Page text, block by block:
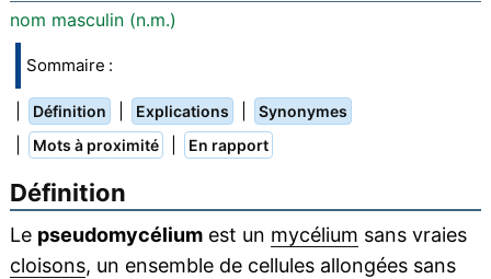
nom masculin (n.m.)
Sommaire :
Définition Explications Synonymes
Mots à proximité En rapport
Définition
Le pseudomycéliumest un mycélium sans vraies
cloisons, un ensemble de cellules allongées sans